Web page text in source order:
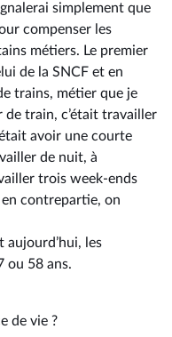
simplement que
compenser les
métiers. Le premier
de la SNCF et en
trains, métier que je
train, c’était travailler
avoir une courte
de nuit, à
trois week-ends
contrepartie, on
aujourd’hui, les
ou 58 ans.
de vie ?